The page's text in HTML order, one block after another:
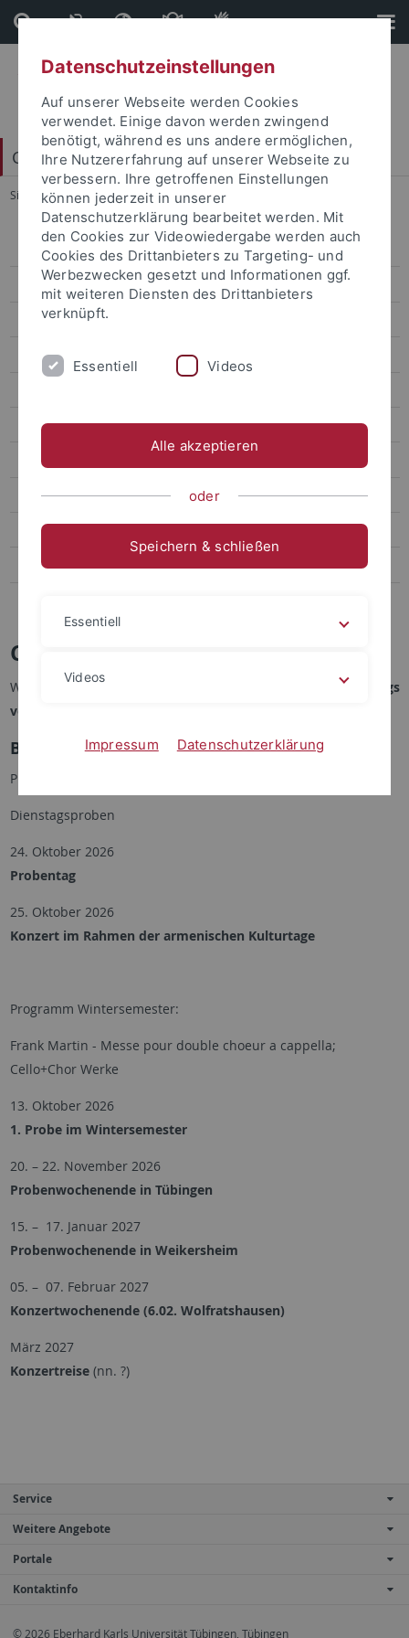
Direkt
zum
Inhalt
Direkt
zur
Fußleiste
Collegium Musicum
Sie sind hier: Startseite ... Probenplan
Mitmachen
Camerata Vocalis
Probenplan
Rückmeldung Camerata vocalis
Akademischer Chor
Akademisches Orchester
Presse
Chronik
Förderer
Camerata Vocalis - Probenplan
Wöchentliche Proben während des Semesters immer dienstags
von 18:15 - 20:15 Uhr
Besondere Termine
Programm Sommersemesterferien:
Dienstagsproben
24. Oktober 2026
Probentag
25. Oktober 2026
Konzert im Rahmen der armenischen Kulturtage
Programm Wintersemester:
Frank Martin - Messe pour double choeur a cappella;
Cello+Chor Werke
13. Oktober 2026
1. Probe im Wintersemester
20. – 22. November 2026
Probenwochenende in Tübingen
15. – 17. Januar 2027
Probenwochenende in Weikersheim
05. – 07. Februar 2027
Konzertwochenende (6.02. Wolfratshausen)
März 2027
Konzertreise(nn. ?)
Service
Weitere Angebote
Portale
Kontaktinfo
© 2026 Eberhard Karls Universität Tübingen, Tübingen
Datenschutzeinstellungen
Auf unserer Webseite werden Cookies
verwendet. Einige davon werden zwingend
benötigt, während es uns andere ermöglichen,
Ihre Nutzererfahrung auf unserer Webseite zu
verbessern. Ihre getroffenen Einstellungen
können jederzeit in unserer
Datenschutzerklärung bearbeitet werden. Mit
den Cookies zur Videowiedergabe werden auch
Cookies des Drittanbieters zu Targeting- und
Werbezwecken gesetzt und Informationen ggf.
mit weiteren Diensten des Drittanbieters
verknüpft.
Essentiell Videos
Alle akzeptieren
oder
Speichern & schließen
Essentiell
Videos
Impressum Datenschutzerklärung